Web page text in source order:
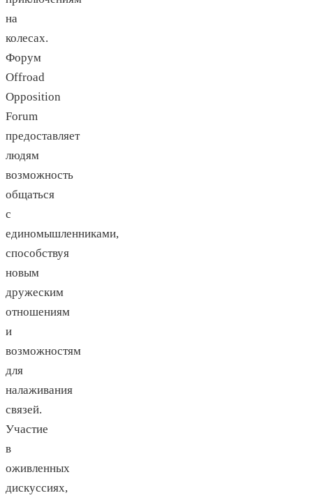
на
колесах.
Форум
Offroad
Opposition
Forum
предоставляет
людям
возможность
общаться
с
единомышленниками,
способствуя
новым
дружеским
отношениям
и
возможностям
для
налаживания
связей.
Участие
в
оживленных
дискуссиях,